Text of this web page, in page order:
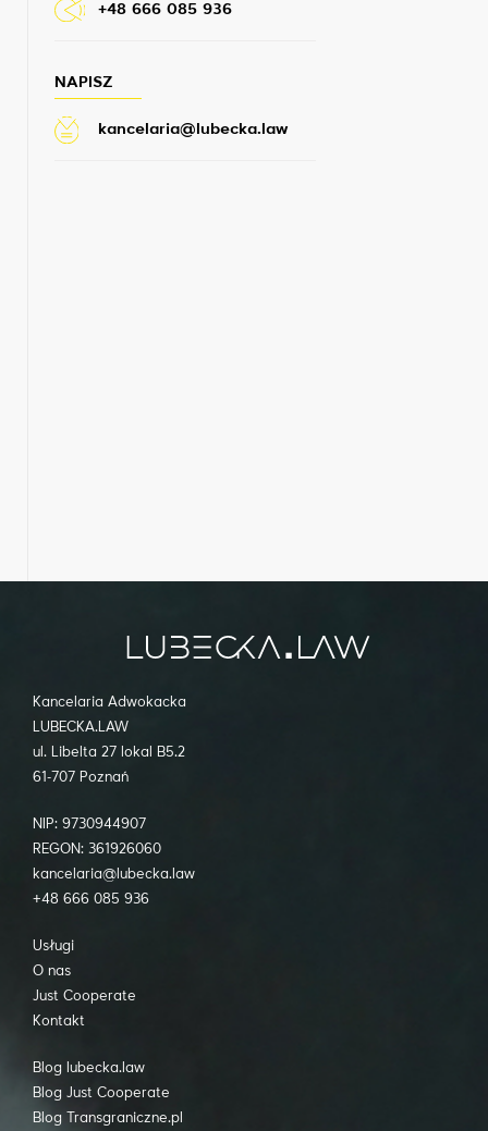
+48 666 085 936
NAPISZ
kancelaria@lubecka.law
Kancelaria Adwokacka
LUBECKA.LAW
ul. Libelta 27 lokal B5.2
61-707 Poznań
NIP: 9730944907
REGON: 361926060
kancelaria@lubecka.law
+48 666 085 936
Usługi
O nas
Just Cooperate
Kontakt
Blog lubecka.law
Blog Just Cooperate
Blog Transgraniczne.pl